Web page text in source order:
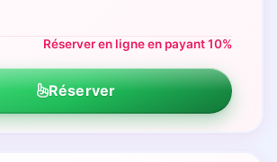
Réserver en ligne en payant 10%
Réserver